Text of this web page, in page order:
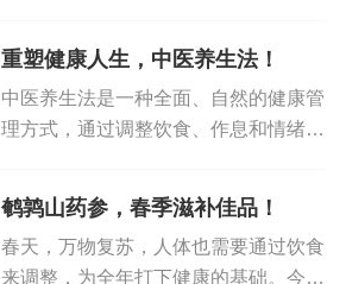
重塑健康人生，中医养生法！
中医养生法是一种全面、自然的健康管
理方式，通过调整饮食、作息和情绪，
的几个主要方法。1、饮食调养中医认
为，饮食是身体最重要的营养来源...
鹌鹑山药参，春季滋补佳品！
春天，万物复苏，人体也需要通过饮食
来调整，为全年打下健康的基础。今